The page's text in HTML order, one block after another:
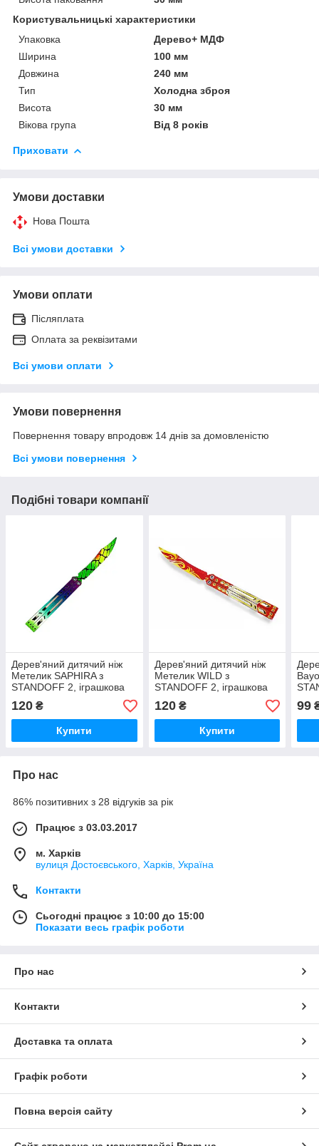
Користувальницькі характеристики
Упаковка
Дерево+ МДФ
Ширина
100 мм
Довжина
240 мм
Тип
Холодна зброя
Висота
30 мм
Вікова група
Від 8 років
Приховати
Умови доставки
Нова Пошта
Всі умови доставки
Умови оплати
Післяплата
Оплата за реквізитами
Всі умови оплати
Умови повернення
Повернення товару впродовж 14 днів за домовленістю
Всі умови повернення
Подібні товари компанії
Дерев'яний дитячий ніж
Метелик SAPHIRA з
STANDOFF 2, іграшкова
зброя
120 ₴
Купити
Дерев'яний дитячий ніж
Метелик WILD з
STANDOFF 2, іграшкова
зброя
120₴
Купити
99
Про нас
86% позитивних з 28 відгуків за рік
Працює з 03.03.2017
м. Харків
вулиця Достоєвського, Харків, Україна
Контакти
Сьогодні працює з 10:00 до 15:00
Показати весь графік роботи
Про нас
Контакти
Доставка та оплата
Графік роботи
Повна версія сайту